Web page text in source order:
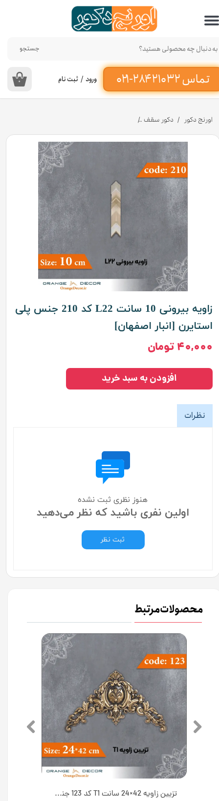
تماس ۳۲ ۲۱۰ ۲۸۴-۰۲۱‌
جستجو
۰ ورود / ثبت نام
حساب کاربری من
تغییر گذر واژه
سفارشات
خروج از حساب کاربری
اورنج دکور دکور سقف
زاویه بیرونی 10 سانت L22 کد 210 جنس پلی
استایرن [انبار اصفهان]
۴۰,۰۰۰ تومان
افزودن به سبد خرید
نظرات
هنوز نظری ثبت نشده
اولین نفری باشید که نظر می‌دهید
ثبت نظر
محصولات مرتبط
تزیین زاویه 42×24 سانت T1 کد 123 جنس پلی استایرن [انبار اصفهان]